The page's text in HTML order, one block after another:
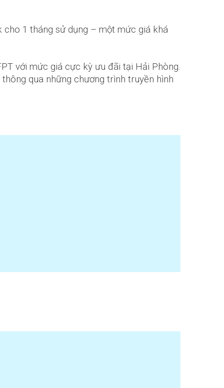
cho 1 tháng sử dụng – một mức giá khá
với mức giá cực kỳ ưu đãi tại Hải Phòng.
qua những chương trình truyền hình